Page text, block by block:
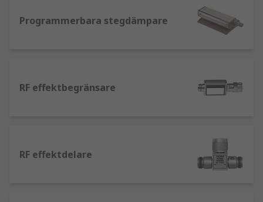
– dessa kan ha
fasta, omkopplingsbara och variabla. RF-
dämpare hjälper till att reducera
signaler från ljud- och bildutrustning. RF-
kablar känns lätt igen med en enda stift
Programmerbara stegdämpare
RF effektbegränsare
RF effektdelare